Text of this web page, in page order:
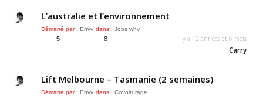
L’australie et l’environnement
Démarré par : Envy dans : Jobs whv
5 8 il y a 12 années et 6 mois
Carry
Lift Melbourne – Tasmanie (2 semaines)
Démarré par : Envy dans : Covoiturage